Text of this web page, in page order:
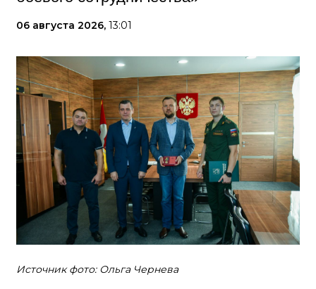
06 августа 2026, 13:01
Источник фото: Ольга Чернева